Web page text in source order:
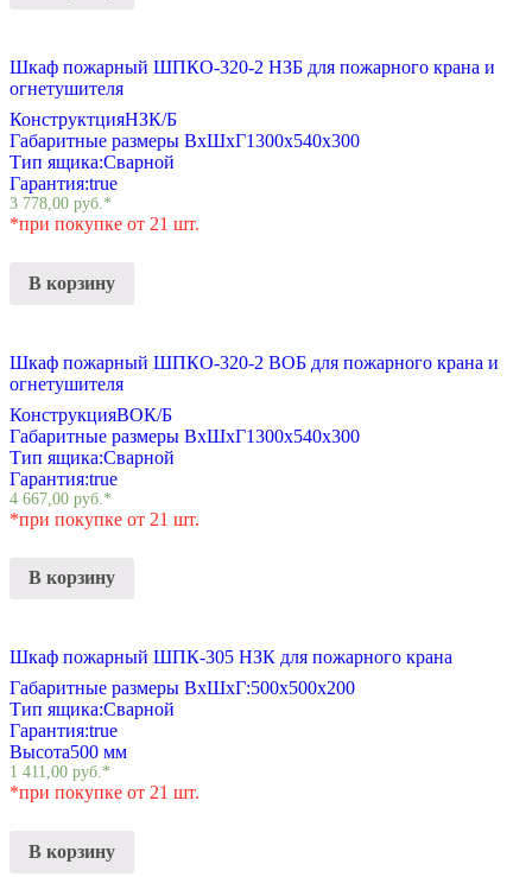
Шкаф пожарный ШПКО-320-2 НЗБ для пожарного крана и
огнетушителя
КонструктцияНЗК/Б
Габаритные размеры ВхШхГ1300х540х300
Тип ящика:Сварной
Гарантия:true
3 778,00 руб.*
*при покупке от 21 шт.
В корзину
Шкаф пожарный ШПКО-320-2 ВОБ для пожарного крана и
огнетушителя
КонструкцияВОК/Б
Габаритные размеры ВхШхГ1300х540х300
Тип ящика:Сварной
Гарантия:true
4 667,00 руб. *
*при покупке от 21 шт.
В корзину
Шкаф пожарный ШПК-305 НЗК для пожарного крана
Габаритные размеры ВхШхГ:500х500х200
Тип ящика:Сварной
Гарантия:true
Высота500 мм
1 411,00 руб.*
*при покупке от 21 шт.
В корзину